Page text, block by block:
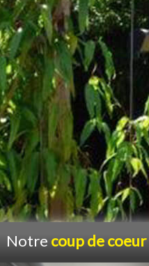
Notre coup de coeur